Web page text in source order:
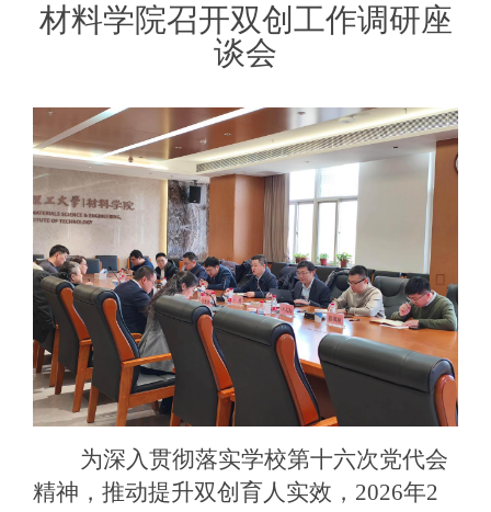
材料学院召开双创工作调研座
谈会
为深入贯彻落实学校第十六次党代会
精神，推动提升双创育人实效，2026年2